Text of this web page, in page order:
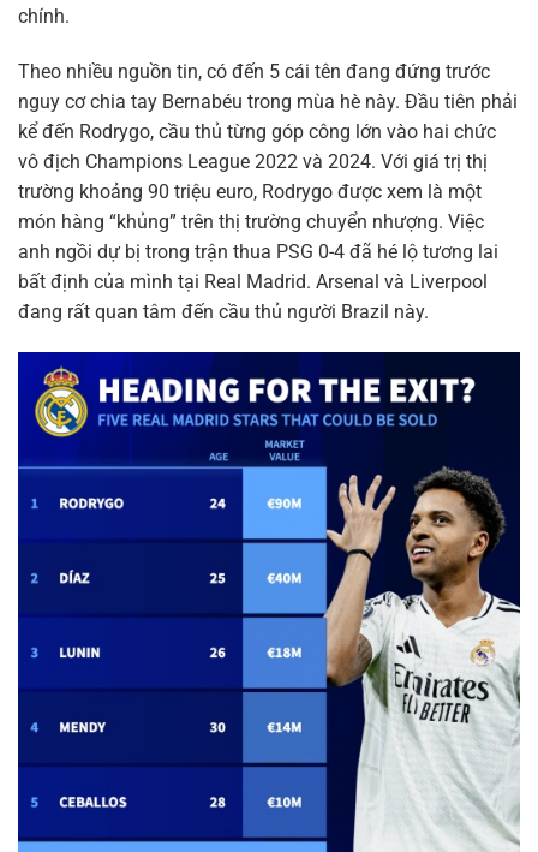
chính.
Theo nhiều nguồn tin, có đến 5 cái tên đang đứng trước
nguy cơ chia tay Bernabéu trong mùa hè này. Đầu tiên phải
kể đến Rodrygo, cầu thủ từng góp công lớn vào hai chức
vô địch Champions League 2022 và 2024. Với giá trị thị
trường khoảng 90 triệu euro, Rodrygo được xem là một
món hàng “khủng” trên thị trường chuyển nhượng. Việc
anh ngồi dự bị trong trận thua PSG 0-4 đã hé lộ tương lai
bất định của mình tại Real Madrid. Arsenal và Liverpool
đang rất quan tâm đến cầu thủ người Brazil này.